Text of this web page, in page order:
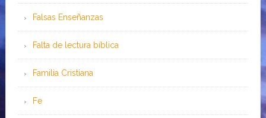
Falsas Enseñanzas
Falta de lectura bíblica
Familia Cristiana
Fe